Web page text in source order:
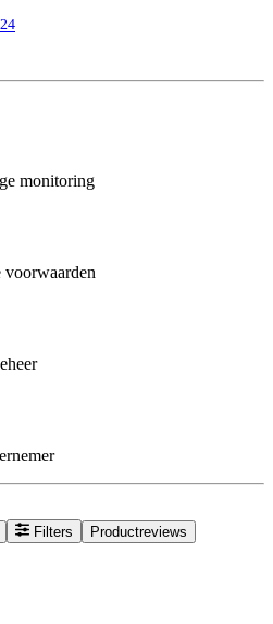
monitoring
Filters Productreviews